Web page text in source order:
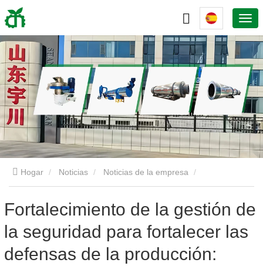
Hogar Noticias Noticias de la empresa
Fortalecimiento de la gestión de la seguridad para fortalecer las
defensas de la producción: China Yuchuan celebra una reunión
especial sobre seguridad laboral
Fortalecimiento de la gestión de
la seguridad para fortalecer las
defensas de la producción: